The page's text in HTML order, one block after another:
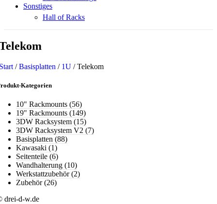
Sonstiges
Hall of Racks
/ Basisplatten / 1U / Telekom
Kategorien
10" Rackmounts (56)
19" Rackmounts (149)
3DW Racksystem (15)
3DW Racksystem V2 (7)
Basisplatten (88)
Kawasaki (1)
Seitenteile (6)
Wandhalterung (10)
Werkstattzubehör(2)
Zubehör(26)
drei-d-w.de